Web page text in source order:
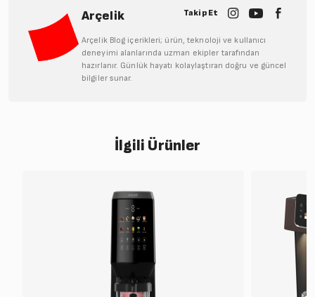
Arçelik Takip Et
Arçelik Blog içerikleri; ürün, teknoloji ve kullanıcı
deneyimi alanlarında uzman ekipler tarafından
hazırlanır. Günlük hayatı kolaylaştıran doğru ve güncel
bilgiler sunar.
İlgili Ürünler